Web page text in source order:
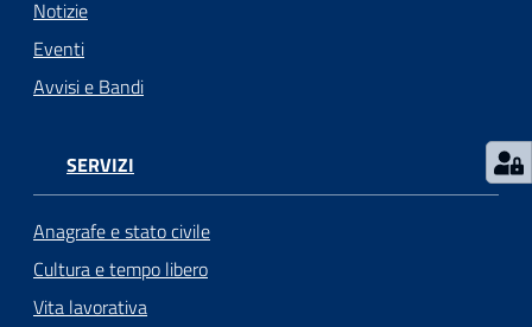
Notizie
Eventi
Avvisi e Bandi
SERVIZI
Anagrafe e stato civile
Cultura e tempo libero
Vita lavorativa